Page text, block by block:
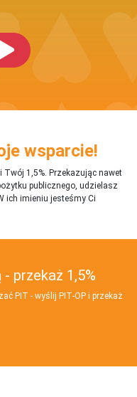
wsparcie!
1,5%. Przekazując nawet
publicznego, udzielasz
ich imieniu jesteśmy Ci
przekaż 1,5%
PIT - wyślij PIT‑OP i przekaż